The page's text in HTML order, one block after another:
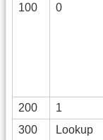
100
0
200 1
300
Lookup